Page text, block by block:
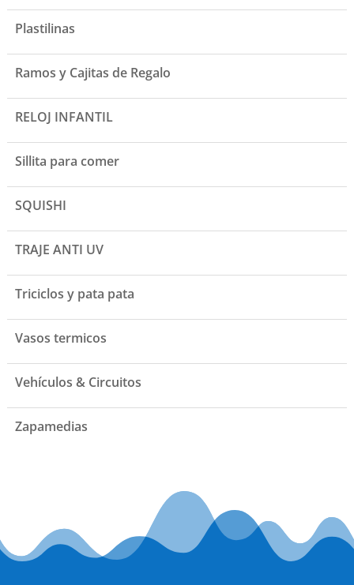
Plastilinas
Ramos y Cajitas de Regalo
RELOJ INFANTIL
Sillita para comer
SQUISHI
TRAJE ANTI UV
Triciclos y pata pata
Vasos termicos
Vehículos & Circuitos
Zapamedias